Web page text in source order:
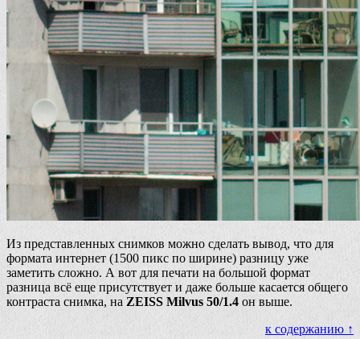
Из представленных снимков можно сделать вывод, что для
формата интернет (1500 пикс по ширине) разницу уже
заметить сложно. А вот для печати на большой формат
разница всё еще присутствует и даже больше касается общего
контраста снимка, на ZEISS Milvus 50/1.4 он выше.
к содержанию ↑